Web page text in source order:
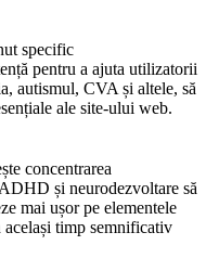
specific
pentru a ajuta utilizatorii
autismul, CVA și altele, să
ale site-ului web.
concentrarea
și neurodezvoltare să
mai ușor pe elementele
timp semnificativ